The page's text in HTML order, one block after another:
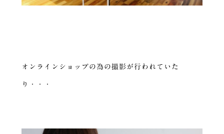
オンラインショップの為の撮影が行われていた
り・・・